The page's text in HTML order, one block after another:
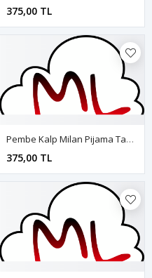
375,00 TL
Pembe Kalp Milan Pijama Takımı
375,00 TL